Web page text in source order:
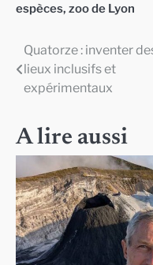
espèces, zoo de Lyon
Navigation
de
Quatorze : inventer
lieux inclusifs et
expérimentaux
A lire aussi